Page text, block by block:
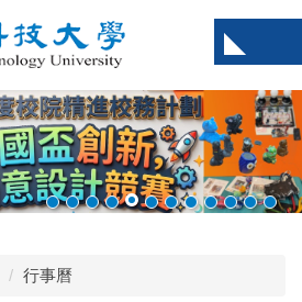
行事曆